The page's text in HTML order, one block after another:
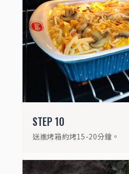
STEP 10
送進烤箱約烤15-20分鐘。
烘蛋出爐，最後撒上黑胡